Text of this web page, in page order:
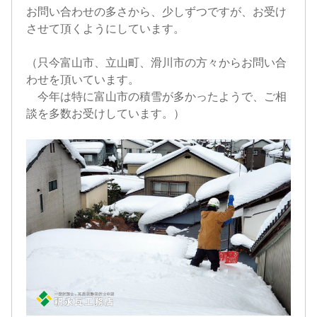
お問い合わせの多さから、少しずつですが、お受け
させて頂くようにしています。
（只今富山市、立山町、滑川市の方々からお問い合
わせを頂いています。
今年は特に富山市の積雪が多かったようで、ご相
談を多数お受けしています。）